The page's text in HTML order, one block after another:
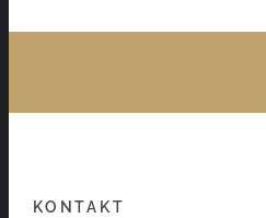
KONTAKT